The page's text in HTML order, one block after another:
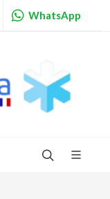
WhatsApp